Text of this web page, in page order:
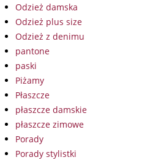
Odzież damska
Odzież plus size
Odzież z denimu
pantone
paski
Piżamy
Płaszcze
płaszcze damskie
płaszcze zimowe
Porady
Porady stylistki